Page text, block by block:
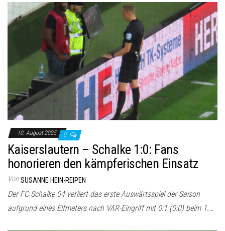
10. August 2025 0
Kaiserslautern – Schalke 1:0: Fans
honorieren den kämpferischen Einsatz
Von SUSANNE HEIN-REIPEN
Der FC Schalke 04 verliert das erste Auswärtsspiel der Saison
aufgrund eines Elfmeters nach VAR-Eingriff mit 0:1 (0:0) beim 1.…